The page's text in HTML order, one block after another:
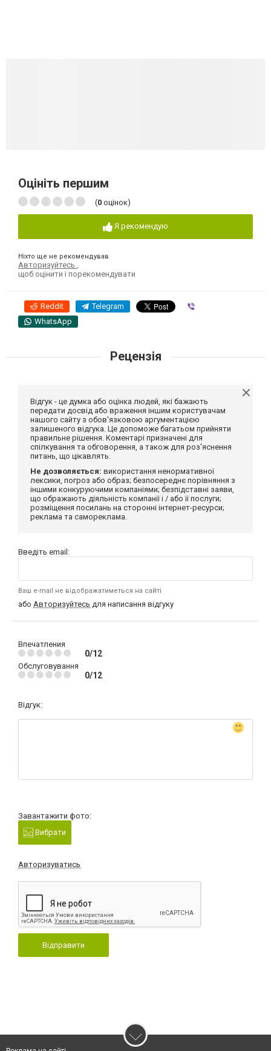
Оцініть першим
(0 оцінок)
Я рекомендую
Ніхто ще не рекомендував
Авторизуйтесь
щоб оцінити і порекомендувати
Reddit Telegram
WhatsApp
Рецензія
Відгук - це думка або оцінка людей, які бажають
передати досвід або враження іншим користувачам
нашого сайту з обов'язковою аргументацією
залишеного відгука. Це допоможе багатьом прийняти
правильне рішення. Коментарі призначені для
спілкування та обговорення, а також для роз'яснення
питань, що цікавлять.
Не дозволяється: використання ненормативної
лексики, погроз або образ; безпосереднє порівняння з
іншими конкуруючими компаніями; безпідставні заяви,
що ображають діяльність компанії і / або її послуги;
розміщення посилань на сторонні інтернет-ресурси;
реклама та самореклама.
Введіть email:
Ваш e-mail не відображатиметься на сайті
або Авторизуйтесь для написання відгуку
Впечатления
0/12
Обслуговування
0/12
Відгук:
Завантажити фото:
Вибрати
Авторизуватись
Відправити